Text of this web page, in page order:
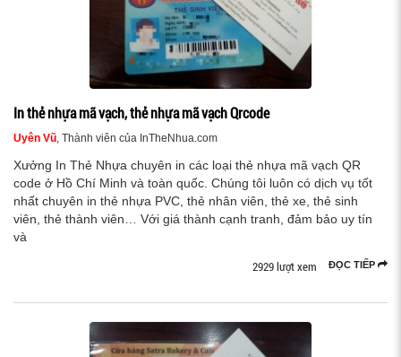
In thẻ nhựa mã vạch, thẻ nhựa mã vạch Qrcode
Uyên Vũ, Thành viên của InTheNhua.com
Xưởng In Thẻ Nhựa chuyên in các loại thẻ nhựa mã vạch QR
code ở Hồ Chí Minh và toàn quốc. Chúng tôi luôn có dịch vụ tốt
nhất chuyên in thẻ nhựa PVC, thẻ nhân viên, thẻ xe, thẻ sinh
viên, thẻ thành viên… Với giá thành cạnh tranh, đảm bảo uy tín
và
ĐỌC TIẾP
2929 lượt xem